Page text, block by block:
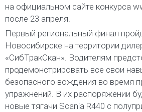
на официальном сайте конкурса
после 23 апреля.
Первый региональный финал
Новосибирске на территории
«СибТракСкан». Водителям
продемонстрировать все свои
безопасного вождения во время
упражнений. В их распоряжении
новые тягачи Scania R440 с